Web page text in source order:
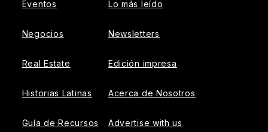
Eventos
Negocios
Real Estate
Historias Latinas
Guía de Recursos
Lo más leído
Newsletters
Edición impresa
Acerca de Nosotros
Advertise with us